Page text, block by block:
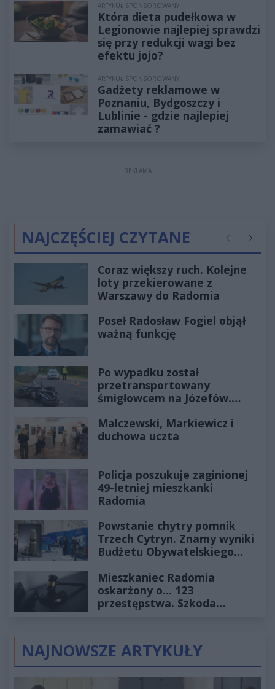
ARTYKUŁ SPONSOROWANY
Która dieta pudełkowa w
Legionowie najlepiej sprawdzi
się przy redukcji wagi bez
efektu jojo?
ARTYKUŁ SPONSOROWANY
Gadżety reklamowe w
Poznaniu, Bydgoszczy i
Lublinie - gdzie najlepiej
zamawiać ?
REKLAMA
NAJCZĘŚCIEJ CZYTANE Poprzednie
Coraz większy ruch. Kolejne
loty przekierowane z
Warszawy do Radomia
Poseł Radosław Fogiel objął
ważną funkcję
Po wypadku został
przetransportowany
śmigłowcem na Józefów.
Malczewski, Markiewicz i
duchowa uczta
Policja poszukuje zaginionej
49-letniej mieszkanki
Radomia
Powstanie chytry pomnik
Trzech Cytryn. Znamy wyniki
Budżetu Obywatelskiego
Mieszkaniec Radomia
oskarżony o... 123
przestępstwa. Szkoda
NAJNOWSZE ARTYKUŁY